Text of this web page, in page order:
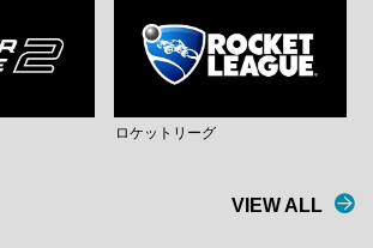
ロケットリーグ
VIEW ALL